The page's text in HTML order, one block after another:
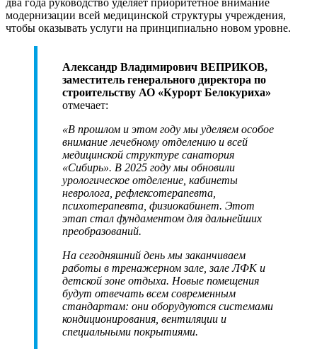
два года руководство уделяет приоритетное внимание
модернизации всей медицинской структуры учреждения,
чтобы оказывать услуги на принципиально новом уровне.
Александр Владимирович ВЕПРИКОВ,
заместитель генерального директора по
строительству АО «Курорт Белокуриха»
отмечает:
«В прошлом и этом году мы уделяем особое
внимание лечебному отделению и всей
медицинской структуре санатория
«Сибирь». В 2025 году мы обновили
урологическое отделение, кабинеты
невролога, рефлексотерапевта,
психотерапевта, физиокабинет. Этот
этап стал фундаментом для дальнейших
преобразований.
На сегодняшний день мы заканчиваем
работы в тренажерном зале, зале ЛФК и
детской зоне отдыха. Новые помещения
будут отвечать всем современным
стандартам: они оборудуются системами
кондиционирования, вентиляции и
специальными покрытиями.